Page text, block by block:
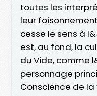
toutes les
leur
cesse le sens à
est, au fond, la
du Vide, comme
personnage
Conscience de